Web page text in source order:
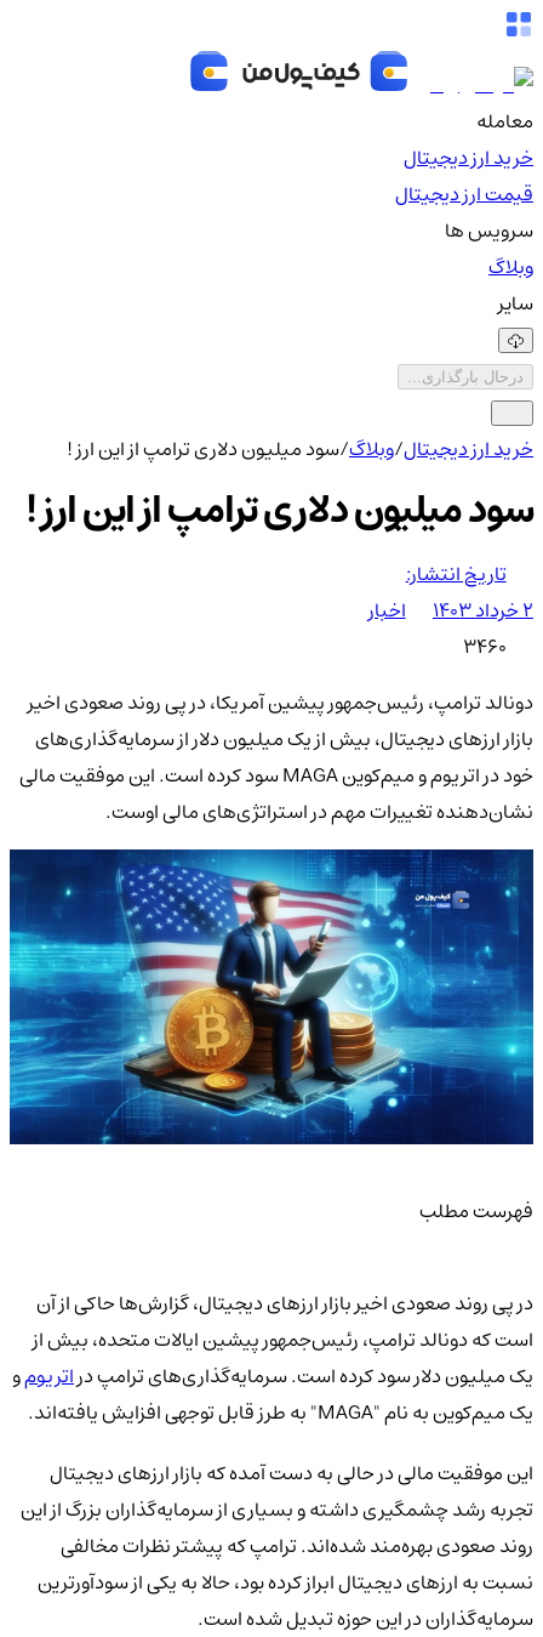
معامله
خرید ارز دیجیتال
قیمت ارز دیجیتال
سرویس ها
وبلاگ
سایر
درحال بارگذاری...
خرید ارز دیجیتال/وبلاگ/سود میلیون دلاری ترامپ از این ارز !
سود میلیون دلاری ترامپ از این ارز !
تاریخ انتشار:
۲ خرداد ۱۴۰۳
اخبار
3460
دونالد ترامپ، رئیس‌جمهور پیشین آمریکا، در پی روند صعودی اخیر
بازار ارزهای دیجیتال، بیش از یک میلیون دلار از سرمایه‌گذاری‌های
خود در اتریوم و میم‌کوین MAGA سود کرده است. این موفقیت مالی
نشان‌دهنده تغییرات مهم در استراتژی‌های مالی اوست.
فهرست مطلب
در پی روند صعودی اخیر بازار ارزهای دیجیتال، گزارش‌ها حاکی از آن
است که دونالد ترامپ، رئیس‌جمهور پیشین ایالات متحده، بیش از
یک میلیون دلار سود کرده است. سرمایه‌گذاری‌های ترامپ دراتریومو
یک میم‌کوین به نام "MAGA" به طرز قابل توجهی افزایش یافته‌اند.
این موفقیت مالی در حالی به دست آمده که بازار ارزهای دیجیتال
تجربه رشد چشمگیری داشته و بسیاری از سرمایه‌گذاران بزرگ از این
روند صعودی بهره‌مند شده‌اند. ترامپ که پیشتر نظرات مخالفی
نسبت به ارزهای دیجیتال ابراز کرده بود، حالا به یکی از سودآورترین
سرمایه‌گذاران در این حوزه تبدیل شده است.